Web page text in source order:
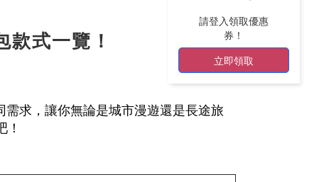
請登入領取優惠
券！
立即領取
式一覽！
求，讓你無論是城市漫遊還是長途旅